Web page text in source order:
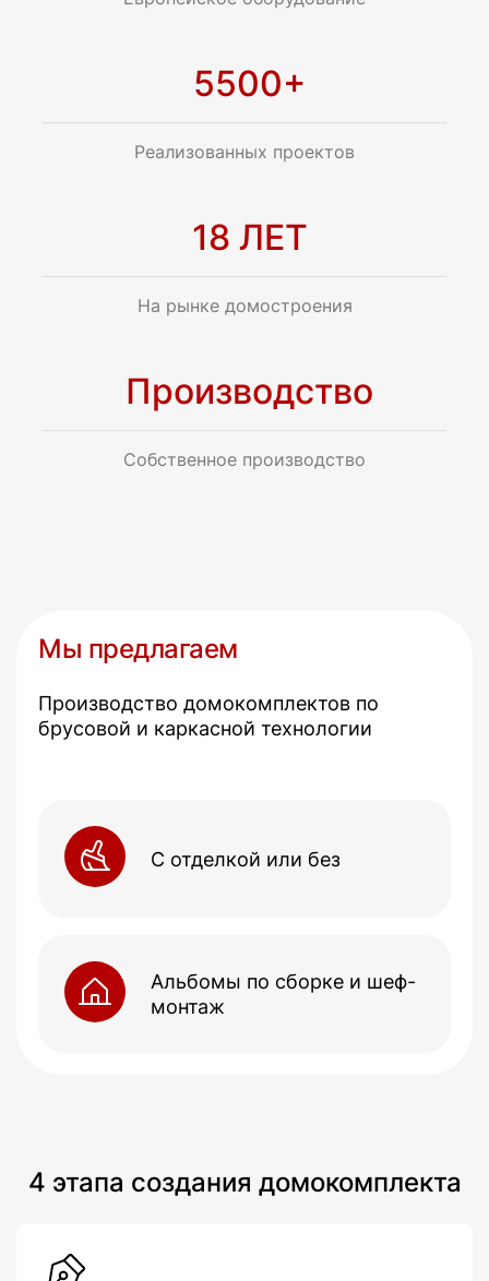
5500+
Реализованных проектов
18 ЛЕТ
На рынке домостроения
Производство
Собственное производство
Мы предлагаем
Производство домокомплектов по
брусовой и каркасной технологии
С отделкой или без
Альбомы по сборке и шеф-
монтаж
4 этапа создания домокомплекта